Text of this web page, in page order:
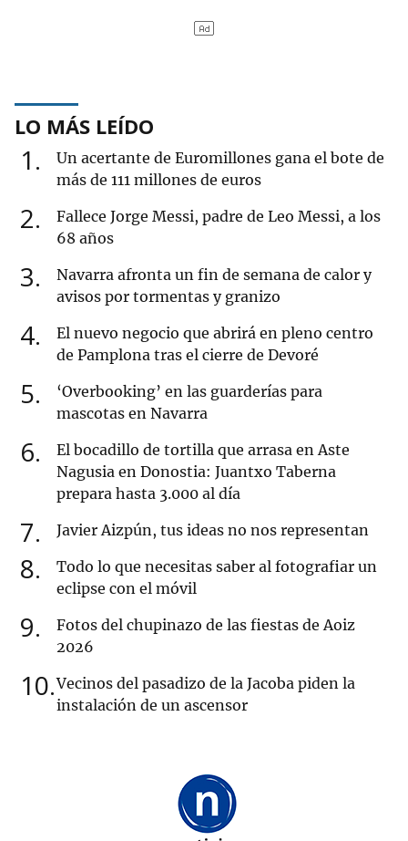
LO MÁS LEÍDO
1
Un acertante de Euromillones gana el bote de
más de 111 millones de euros
2
Fallece Jorge Messi, padre de Leo Messi, a los
68 años
3
Navarra afronta un fin de semana de calor y
avisos por tormentas y granizo
4
El nuevo negocio que abrirá en pleno centro
de Pamplona tras el cierre de Devoré
5
‘Overbooking’ en las guarderías para
mascotas en Navarra
6
El bocadillo de tortilla que arrasa en Aste
Nagusia en Donostia: Juantxo Taberna
prepara hasta 3.000 al día
7 Javier Aizpún, tus ideas no nos representan
8
Todo lo que necesitas saber al fotografiar un
eclipse con el móvil
9
Fotos del chupinazo de las fiestas de Aoiz
2026
10 Vecinos del pasadizo de la Jacoba piden la
instalación de un ascensor